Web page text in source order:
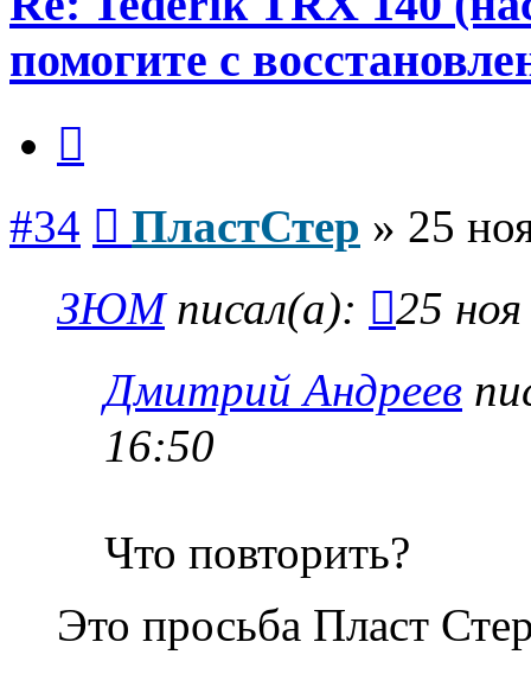
помогите с
#34 ПластСтер » 25
ЗЮМписал(а):
25
Дмитрий Андреев
16:50
Что повторить?
Это просьба Пласт